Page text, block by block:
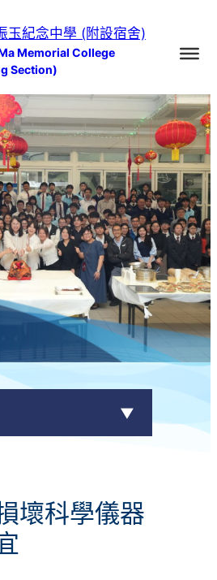
玉紀念中學 (附設宿舍)
Memorial College
Section)
壞科學儀器